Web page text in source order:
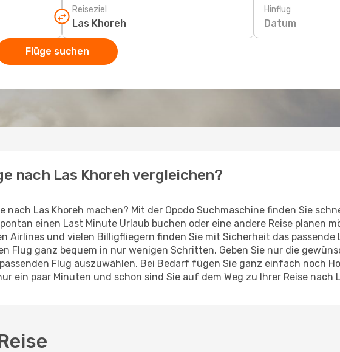
Reiseziel Hinflug
Datum
Flüge suchen
nach Las Khoreh vergleichen?
nach Las Khoreh machen? Mit der Opodo Suchmaschine finden Sie
einen Last Minute Urlaub buchen oder eine andere Reise planen
Airlines und vielen Billigfliegern finden Sie mit Sicherheit das
Flug ganz bequem in nur wenigen Schritten. Geben Sie nur die
Flug auszuwählen. Bei Bedarf fügen Sie ganz einfach noch
ein paar Minuten und schon sind Sie auf dem Weg zu Ihrer Reise nach